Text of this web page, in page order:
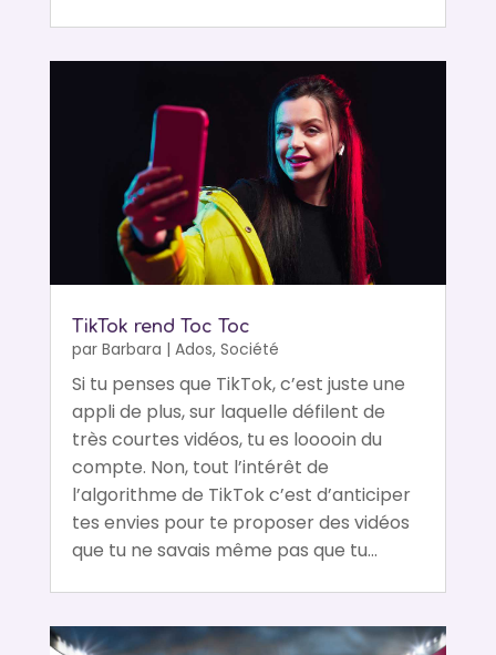
TikTok rend Toc Toc
par Barbara | Ados, Société
Si tu penses que TikTok, c’est juste une
appli de plus, sur laquelle défilent de
très courtes vidéos, tu es looooin du
compte. Non, tout l’intérêt de
l’algorithme de TikTok c’est d’anticiper
tes envies pour te proposer des vidéos
que tu ne savais même pas que tu...